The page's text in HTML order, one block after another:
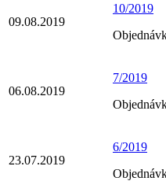
09.08.2019
10/2019
06.08.2019
7/2019
23.07.2019
6/2019